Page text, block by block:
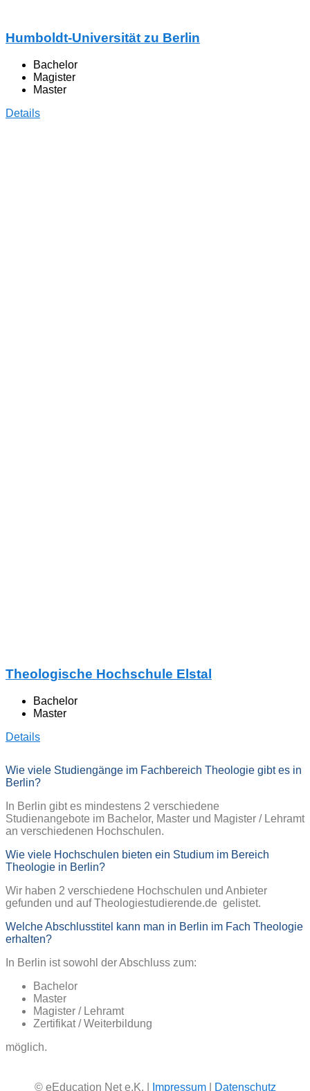
Humboldt-Universität zu Berlin
Bachelor
Magister
Master
Details
Theologische Hochschule Elstal
Bachelor
Master
Details
Wie viele Studiengänge im Fachbereich Theologie gibt es in
Berlin?
In Berlin gibt es mindestens 2 verschiedene
Studienangebote im Bachelor, Master und Magister / Lehramt
an verschiedenen Hochschulen.
Wie viele Hochschulen bieten ein Studium im Bereich
Theologie in Berlin?
Wir haben 2 verschiedene Hochschulen und Anbieter
gefunden und auf Theologiestudierende.de gelistet.
Welche Abschlusstitel kann man in Berlin im Fach Theologie
erhalten?
In Berlin ist sowohl der Abschluss zum:
Bachelor
Master
Magister / Lehramt
Zertifikat / Weiterbildung
möglich.
© eEducation Net e.K. | Impressum|
Datenschutz